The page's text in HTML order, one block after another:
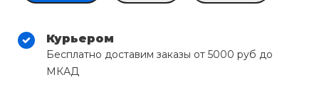
Курьером
Бесплатно доставим заказы от 5000 руб до
МКАД